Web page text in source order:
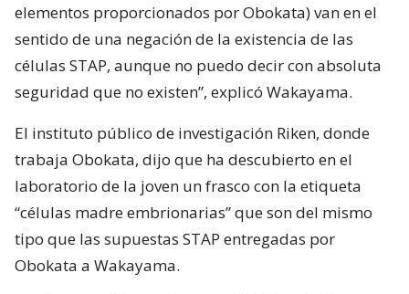
elementos proporcionados por Obokata) van en el
sentido de una negación de la existencia de las
células STAP, aunque no puedo decir con absoluta
seguridad que no existen”, explicó Wakayama.
El instituto público de investigación Riken, donde
trabaja Obokata, dijo que ha descubierto en el
laboratorio de la joven un frasco con la etiqueta
“células madre embrionarias” que son del mismo
tipo que las supuestas STAP entregadas por
Obokata a Wakayama.